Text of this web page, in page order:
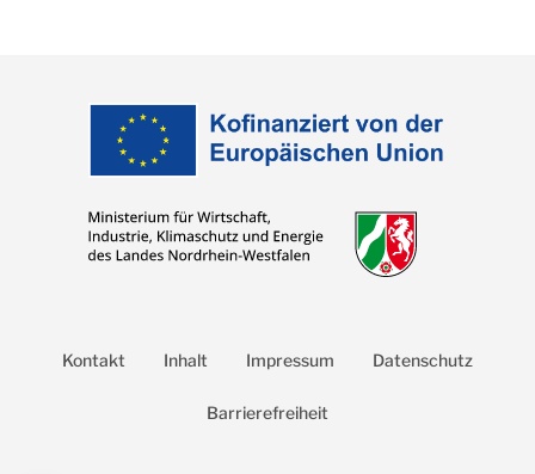
Kontakt Inhalt Impressum Datenschutz
Barrierefreiheit